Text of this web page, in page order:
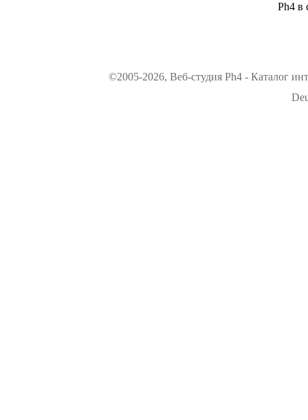
Ph4 в
©2005-2026, Веб-студия Ph4 - Каталог